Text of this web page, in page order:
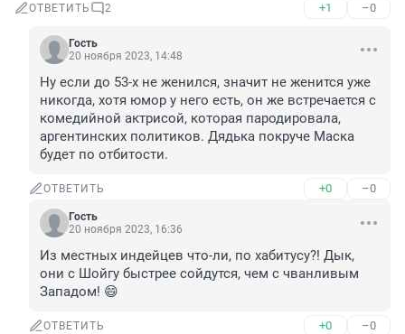
ОТВЕТИТЬ 2 +1 –0
Гость
20 ноября 2023, 14:48
Ну если до 53-х не женился, значит не женится уже
никогда, хотя юмор у него есть, он же встречается с
комедийной актрисой, которая пародировала,
аргентинских политиков. Дядька покруче Маска
будет по отбитости.
ОТВЕТИТЬ +0 –0
Гость
20 ноября 2023, 16:36
Из местных индейцев что-ли, по хабитусу?! Дык,
они с Шойгу быстрее сойдутся, чем с чванливым
Западом! 😄
ОТВЕТИТЬ +0 –0